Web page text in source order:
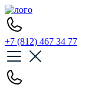
+7 (812) 467 34 77